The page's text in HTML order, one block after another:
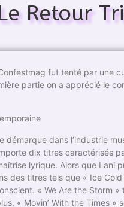
Retour
fut tenté par une
partie on a apprécié le
dans l’industrie
dix titres caractérisés
lyrique. Alors que Lani
des titres tels que « Ice
« We Are the Storm
« Movin’ With the Times